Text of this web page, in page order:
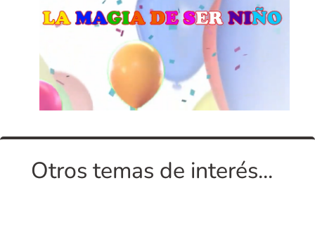
Otros temas de interés...